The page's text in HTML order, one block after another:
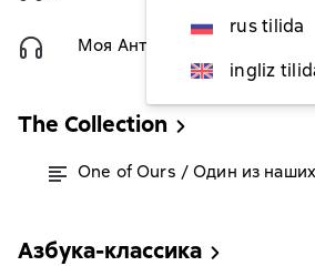
rus tilida
ingliz
Моя Антония
The Collection
One of Ours / Один из наших
Азбука-классика